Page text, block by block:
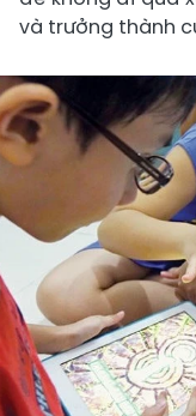
và trưởng thành